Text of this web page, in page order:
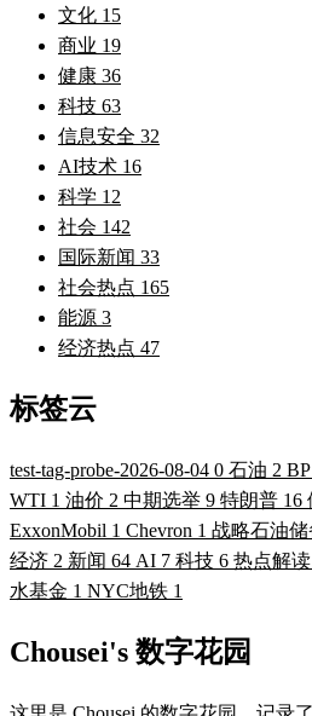
文化 15
商业 19
健康 36
科技 63
信息安全 32
AI技术 16
科学 12
社会 142
国际新闻 33
社会热点 165
能源 3
经济热点 47
标签云
test-tag-probe-2026-08-04 0 石油 2 BP
WTI 1 油价 2 中期选举 9 特朗普 16
ExxonMobil 1 Chevron 1 战略石油储
经济 2 新闻 64 AI 7 科技 6 热点解读
水基金 1 NYC地铁 1
Chousei's 数字花园